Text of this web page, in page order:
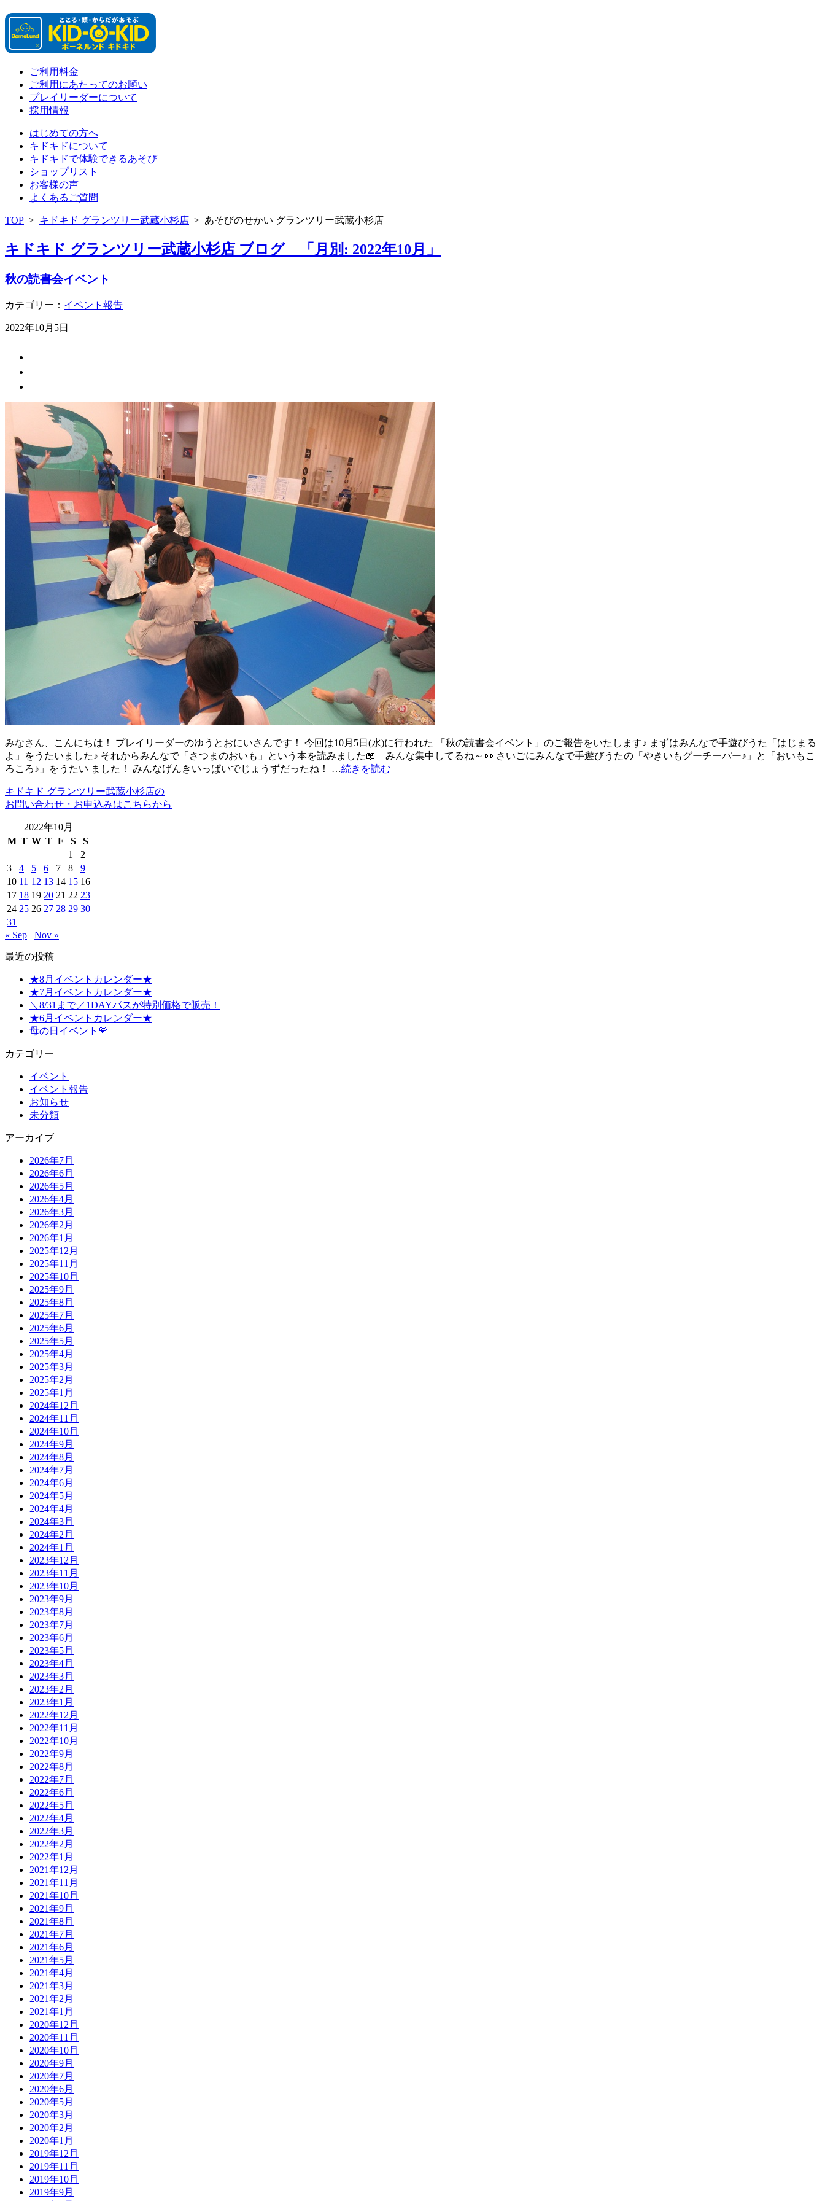
ご利用料金
ご利用にあたってのお願い
プレイリーダーについて
採用情報
はじめての方へ
キドキドについて
キドキドで体験できるあそび
ショップリスト
お客様の声
よくあるご質問
TOP > キドキド グランツリー武蔵小杉店 > あそびのせかい グランツリー武蔵小杉店
キドキド グランツリー武蔵小杉店 ブログ 「月別: 2022年10月」
秋の読書会イベント
カテゴリー： イベント報告
2022年10月5日
みなさん、こんにちは！ プレイリーダーのゆうとおにいさんです！ 今回は10月5日(水)に行われた 「秋の読書会イベント」のご報告をいたします♪ まずはみんなで手遊びうた「はじまる
よ」をうたいました♪ それからみんなで「さつまのおいも」という本を読みました📖 みんな集中してるね～👀 さいごにみんなで手遊びうたの「やきいもグーチーパー♪」と「おいもこ
ろころ♪」をうたい ました！ みんなげんきいっぱいでじょうずだったね！ …続きを読む
キドキド グランツリー武蔵小杉店の
お問い合わせ・お申込みはこちらから
2022年10月
M T W T F S
S
1
2
3
4 5 6 7 8
9
10 11 12 13 14 15 16
17 18 19 20 21 22 23
24 25 26 27 28 29 30
31
« Sep
Nov »
最近の投稿
★8月イベントカレンダー★
★7月イベントカレンダー★
＼8/31まで／1DAYパスが特別価格で販売！
★6月イベントカレンダー★
母の日イベント🌹
カテゴリー
イベント
イベント報告
お知らせ
未分類
アーカイブ
2026年7月
2026年6月
2026年5月
2026年4月
2026年3月
2026年2月
2026年1月
2025年12月
2025年11月
2025年10月
2025年9月
2025年8月
2025年7月
2025年6月
2025年5月
2025年4月
2025年3月
2025年2月
2025年1月
2024年12月
2024年11月
2024年10月
2024年9月
2024年8月
2024年7月
2024年6月
2024年5月
2024年4月
2024年3月
2024年2月
2024年1月
2023年12月
2023年11月
2023年10月
2023年9月
2023年8月
2023年7月
2023年6月
2023年5月
2023年4月
2023年3月
2023年2月
2023年1月
2022年12月
2022年11月
2022年10月
2022年9月
2022年8月
2022年7月
2022年6月
2022年5月
2022年4月
2022年3月
2022年2月
2022年1月
2021年12月
2021年11月
2021年10月
2021年9月
2021年8月
2021年7月
2021年6月
2021年5月
2021年4月
2021年3月
2021年2月
2021年1月
2020年12月
2020年11月
2020年10月
2020年9月
2020年7月
2020年6月
2020年5月
2020年3月
2020年2月
2020年1月
2019年12月
2019年11月
2019年10月
2019年9月